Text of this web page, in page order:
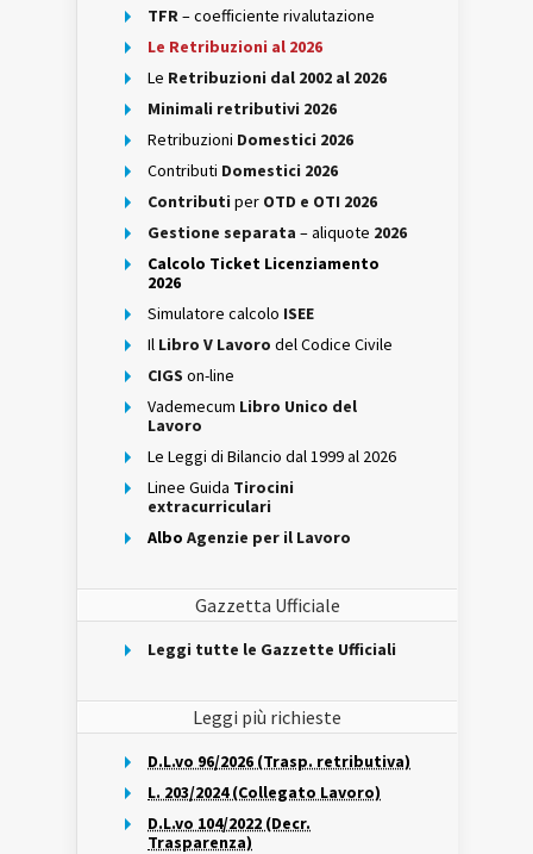
TFR– coefficiente rivalutazione
Le Retribuzioni al 2026
Le Retribuzioni dal 2002 al 2026
Minimali retributivi 2026
Retribuzioni Domestici 2026
Contributi Domestici 2026
Contributi per OTD e OTI 2026
Gestione separata – aliquote 2026
Calcolo Ticket Licenziamento
2026
Simulatore calcolo ISEE
Il Libro V Lavoro del Codice Civile
CIGS on-line
Vademecum Libro Unico del
Lavoro
Le Leggi di Bilancio dal 1999 al 2026
Linee Guida Tirocini
extracurriculari
Albo Agenzie per il Lavoro
Gazzetta Ufficiale
Leggi tutte le Gazzette Ufficiali
Leggi più richieste
D.L.vo 96/2026 (Trasp. retributiva)
L. 203/2024 (Collegato Lavoro)
D.L.vo 104/2022 (Decr.
Trasparenza)